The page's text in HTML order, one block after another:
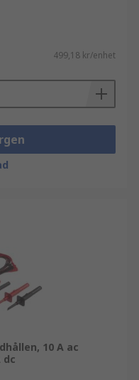
499,18 kr/enhet
10 A ac
dc